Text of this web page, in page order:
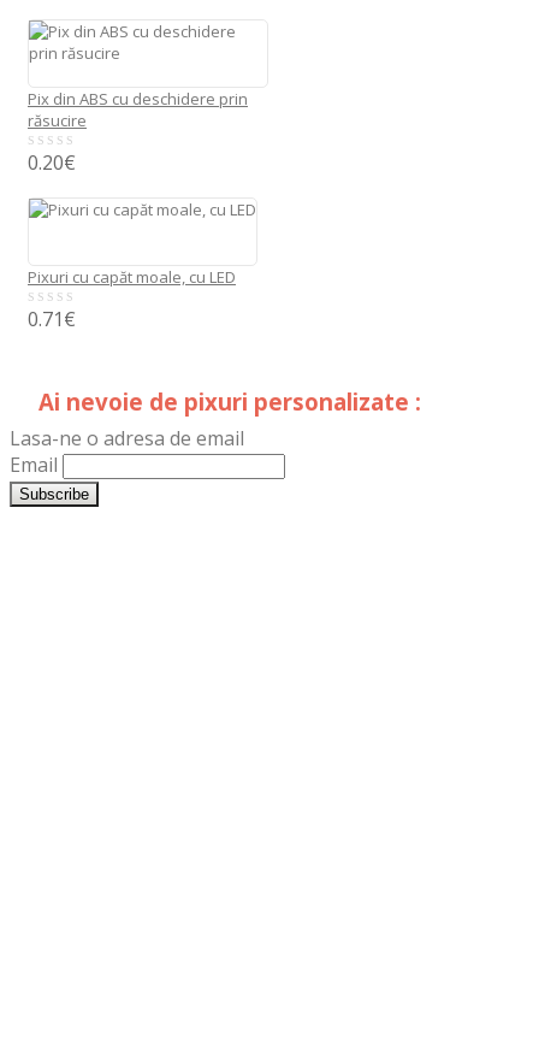
5
Pix din ABS cu deschidere prin
răsucire
0
5
0.20€
Pixuri cu capăt moale, cu LED
0
0.71€
Ai nevoie de pixuri personalizate :
Lasa-ne o adresa de email
Email